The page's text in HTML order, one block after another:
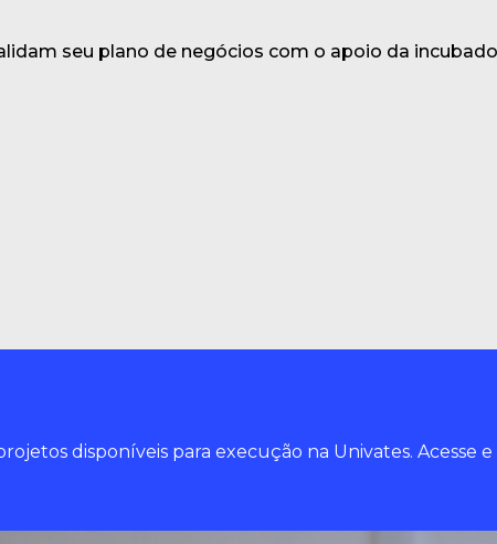
seu plano de negócios com o apoio da
disponíveis para execução na Univates. Acesse